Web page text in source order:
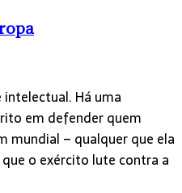
intelectual. Há uma
em defender quem
mundial – qualquer que ela
o exército lute contra a